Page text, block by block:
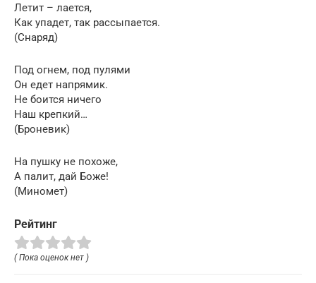
Летит – лается,
Как упадет, так рассыпается.
(Снаряд)
Под огнем, под пулями
Он едет напрямик.
Не боится ничего
Наш крепкий…
(Броневик)
На пушку не похоже,
А палит, дай Боже!
(Миномет)
Рейтинг
( Пока оценок нет )